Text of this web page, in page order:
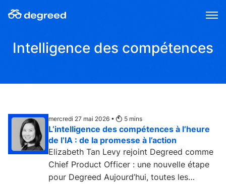
au
Intelligence des compétences
mercredi 27 mai 2026 • 5 mins
L’intelligence des compétences à l’heure
de l’IA : de la promesse à l’action
Elizabeth Tan Levy rejoint Degreed comme
Chief Product Officer : une nouvelle étape
pour Degreed Aujourd’hui, toutes les